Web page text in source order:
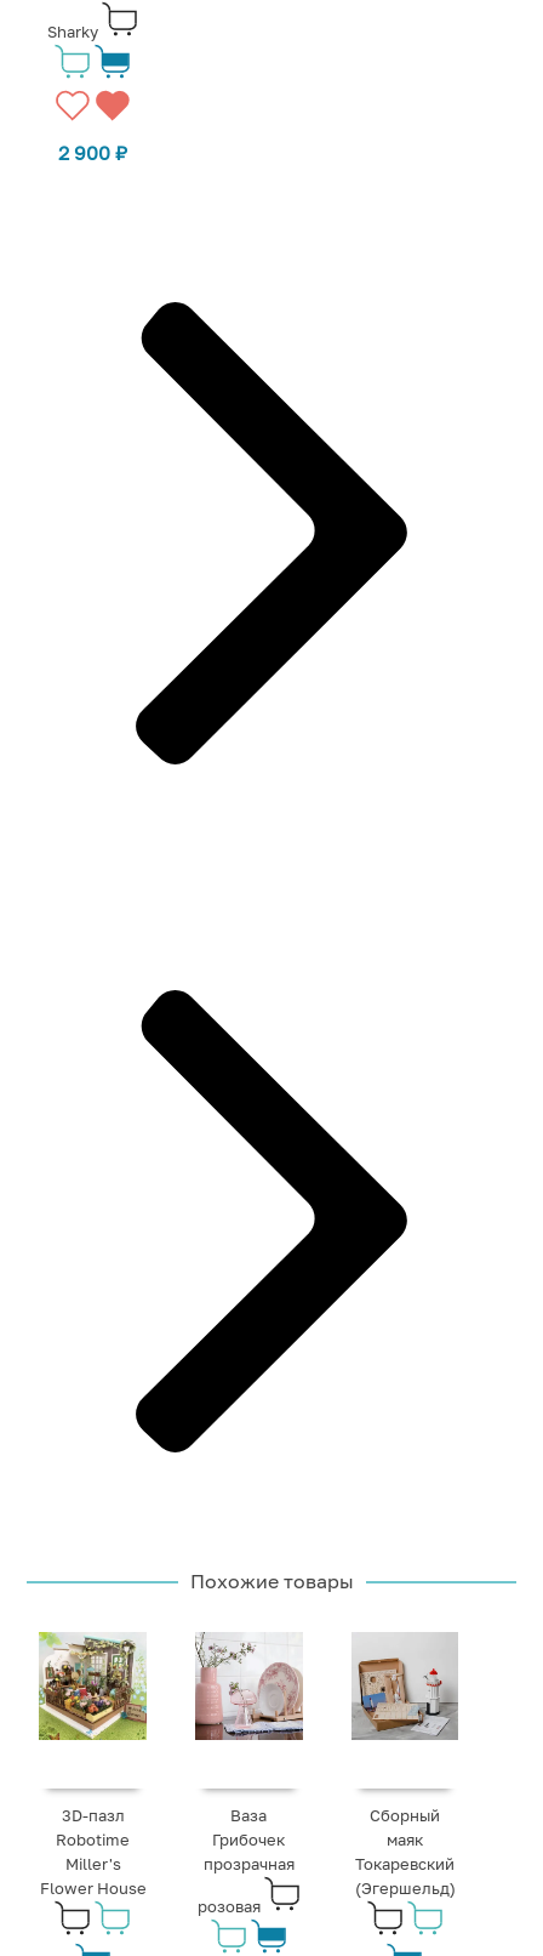
Sharky
2 900₽
Похожие товары
3D-пазл
Robotime
Miller's
Flower House
Ваза
Грибочек
прозрачная
розовая
Сборный
маяк
Токаревский
(Эгершельд)